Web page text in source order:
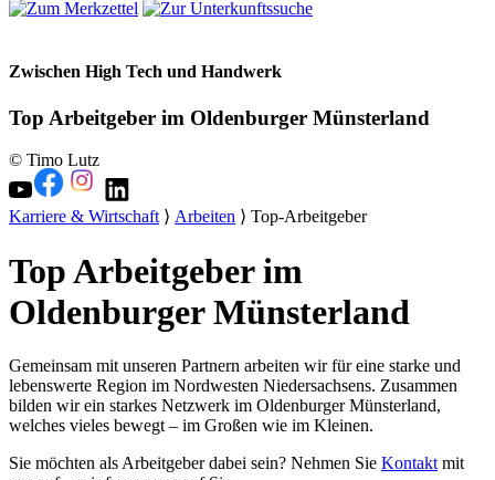
Zwischen High Tech und Handwerk
Top Arbeitgeber im Oldenburger Münsterland
© Timo Lutz
Karriere & Wirtschaft⟩ Arbeiten ⟩ Top-Arbeitgeber
Top Arbeitgeber im
Oldenburger Münsterland
Gemeinsam mit unseren Partnern arbeiten wir für eine starke und
lebenswerte Region im Nordwesten Niedersachsens. Zusammen
bilden wir ein starkes Netzwerk im Oldenburger Münsterland,
welches vieles bewegt – im Großen wie im Kleinen.
Sie möchten als Arbeitgeber dabei sein? Nehmen Sie Kontakt mit